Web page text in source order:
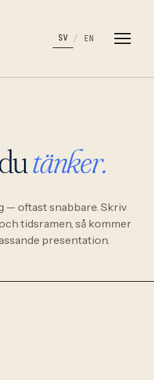
SV / EN
tänker.
— oftast snabbare. Skriv
tidsramen, så kommer
presentation.